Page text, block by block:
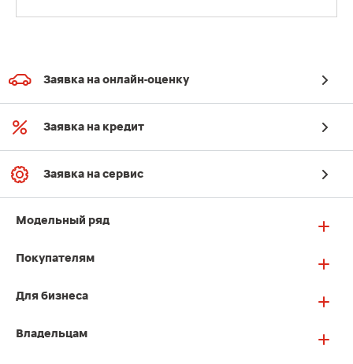
Заявка на онлайн-оценку
Заявка на кредит
Заявка на сервис
Модельный ряд
Покупателям
Для бизнеса
Владельцам